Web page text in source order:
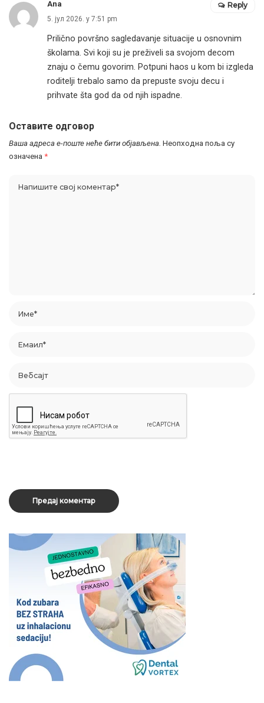
Ana
5. јул 2026. у 7:51 pm
Prilično površno sagledavanje situacije u osnovnim
školama. Svi koji su je preživeli sa svojom decom
znaju o čemu govorim. Potpuni haos u kom bi izgleda
roditelji trebalo samo da prepuste svoju decu i
prihvate šta god da od njih ispadne.
Reply
Оставите одговор
Ваша адреса е-поште неће бити објављена. Неопходна поља су
означена *